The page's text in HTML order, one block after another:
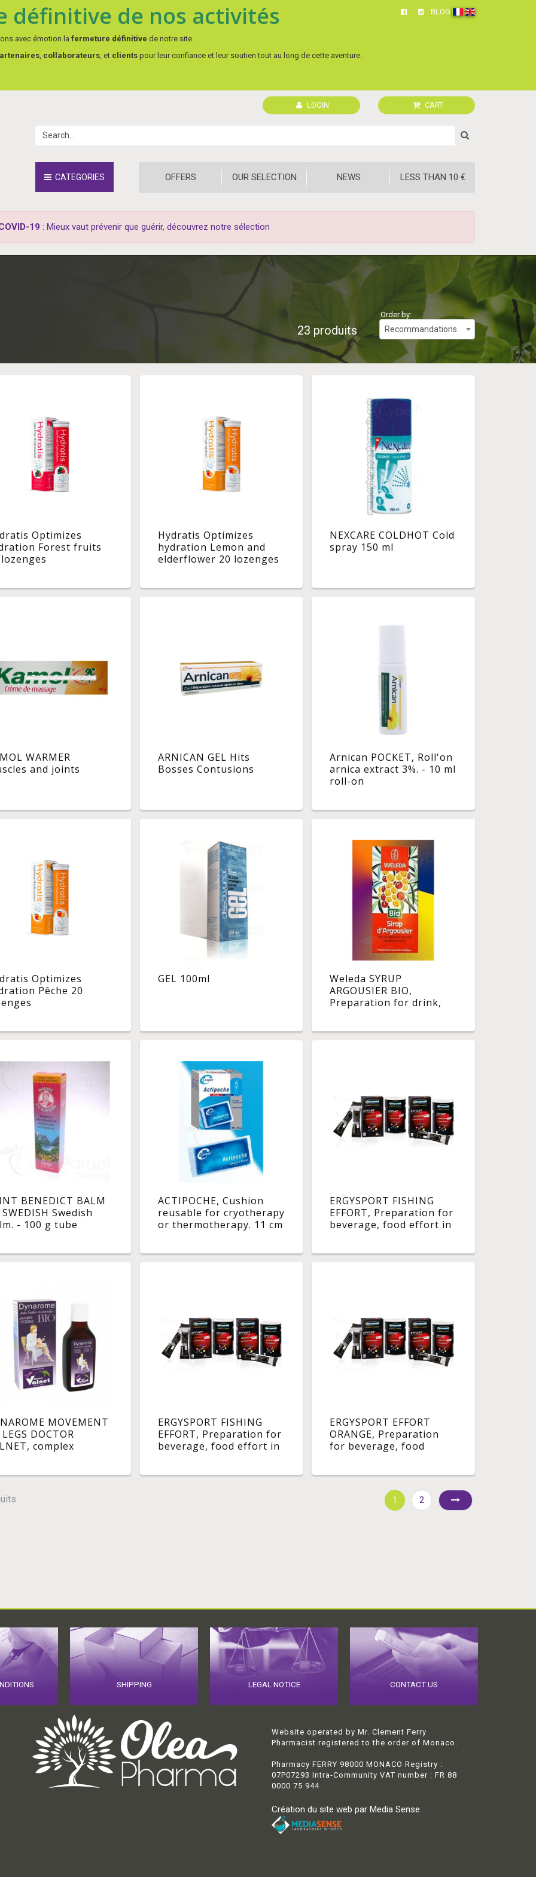
BLOG
définitive de nos activités
avec émotion la fermeture définitive de notre site.
, collaborateurs, et clients pour leur confiance et leur soutien tout au long de cette aventure.
LOGIN CART
CATEGORIES OFFERS OUR SELECTION NEWS LESS THAN 10 €
19 : Mieux vaut prévenir que guérir, découvrez notre sélection
23 produits
Order by:
Recommandations
Optimizes
Forest fruits
Hydratis Optimizes
hydration Lemon and
elderflower 20 lozenges
NEXCARE COLDHOT Cold
spray 150 ml
WARMER
and joints
ARNICAN GEL Hits
Bosses Contusions
Arnican POCKET, Roll'on
arnica extract 3%. - 10 ml
roll-on
Optimizes
Pêche 20
GEL 100ml
Weleda SYRUP
ARGOUSIER BIO,
Preparation for drink,
BENEDICT BALM
SWEDISH Swedish
- 100 g tube
ACTIPOCHE, Cushion
reusable for cryotherapy
or thermotherapy. 11 cm
ERGYSPORT FISHING
EFFORT, Preparation for
beverage, food effort in
MOVEMENT
LEGS DOCTOR
complex
ERGYSPORT FISHING
EFFORT, Preparation for
beverage, food effort in
ERGYSPORT EFFORT
ORANGE, Preparation
for beverage, food
1 2
SHIPPING LEGAL NOTICE CONTACT US
Website operated by Mr. Clement Ferry
Pharmacist registered to the order of Monaco.
Pharmacy FERRY 98000 MONACO Registry :
07P07293 Intra-Community VAT number : FR 88
0000 75 944
Création du site web par Media Sense